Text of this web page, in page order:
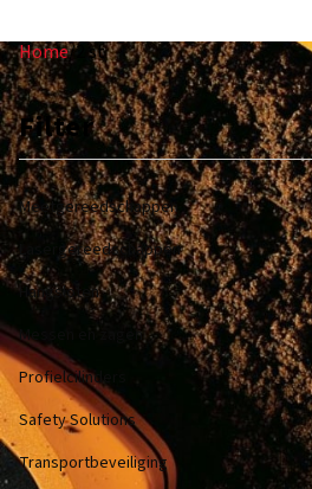
Home/2 st
Filter
Meetgereedschappen
Lasergereedschappen
Hangsloten
Messen en zagen
Profielcilinders
Safety Solutions
Transportbeveiliging